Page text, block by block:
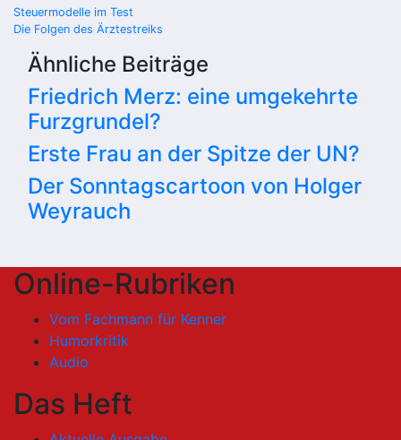
Beitragsnavigation
Steuermodelle im Test
Die Folgen des Ärztestreiks
Ähnliche Beiträge
Friedrich Merz: eine umgekehrte
Furzgrundel?
Erste Frau an der Spitze der UN?
Der Sonntagscartoon von Holger
Weyrauch
Online-Rubriken
Vom Fachmann für Kenner
Humorkritik
Audio
Das Heft